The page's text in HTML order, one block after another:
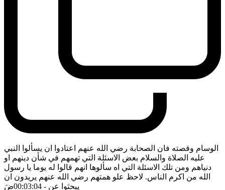
الوسام وقصته فان الصحابة رضي الله عنهم اعتادوا ان يسألوا النبي
عليه الصلاة والسلام بعض الاسئلة التي تهمهم في شأن دينهم او
دنياهم ومن تلك الاسئلة التي اه سألوها انهم قالوا له يوما يا رسول
الله من اكرم الناس. لاحظ علو همتهم رضي الله عنهم يريدون ان
يبحثوا عن - 00:03:04 ضَ